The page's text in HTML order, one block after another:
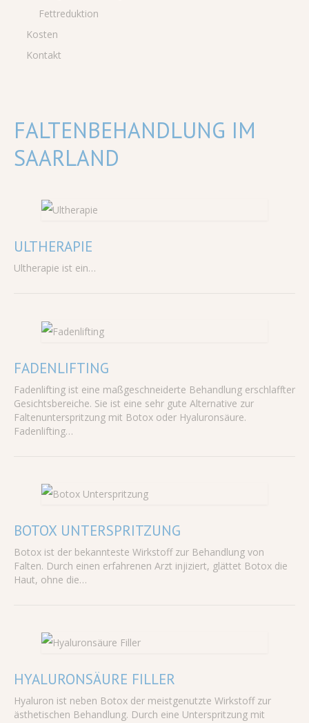
Fettreduktion
Kosten
Kontakt
FALTENBEHANDLUNG IM
SAARLAND
ULTHERAPIE
Ultherapie ist ein…
FADENLIFTING
Fadenlifting ist eine maßgeschneiderte Behandlung erschlaffter
Gesichtsbereiche. Sie ist eine sehr gute Alternative zur
Faltenunterspritzung mit Botox oder Hyaluronsäure.
Fadenlifting…
BOTOX UNTERSPRITZUNG
Botox ist der bekannteste Wirkstoff zur Behandlung von
Falten. Durch einen erfahrenen Arzt injiziert, glättet Botox die
Haut, ohne die…
HYALURONSÄURE FILLER
Hyaluron ist neben Botox der meistgenutzte Wirkstoff zur
ästhetischen Behandlung. Durch eine Unterspritzung mit